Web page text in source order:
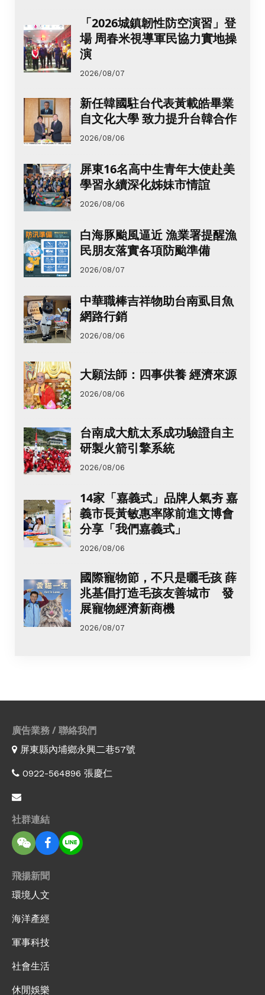
「2026城鎮韌性防空演習」登
場 周春米視導軍民協力實地操
演
2026/08/07
新任韓國駐台代表黃載皓畢業
自文化大學 致力提升台韓合作
2026/08/06
屏東16名高中生青年大使赴美
學習永續深化姊妹市情誼
2026/08/06
白海豚颱風逼近 漁業署提醒漁
民朋友落實各項防颱準備
2026/08/07
中華職棒吉祥物助台南虱目魚
網路行銷
2026/08/06
大願法師：四事供養 經濟來源
2026/08/06
台南成大航太系成功驗證自主
研製火箭引擎系統
2026/08/06
14家「嘉義式」品牌人氣夯 嘉
義市長黃敏惠率隊前進文博會
分享「我們嘉義式」
2026/08/06
國際寵物節，不只是曬毛孩 薛
兆基倡打造毛孩友善城市 發
展寵物經濟新商機
2026/08/07
廣告業務 / 聯絡我們
屏東縣內埔鄉永興二巷57號
0922-564896 張慶仁
社群連結
飛揚新聞
環境人文
海洋產經
軍事科技
社會生活
休閒娛樂